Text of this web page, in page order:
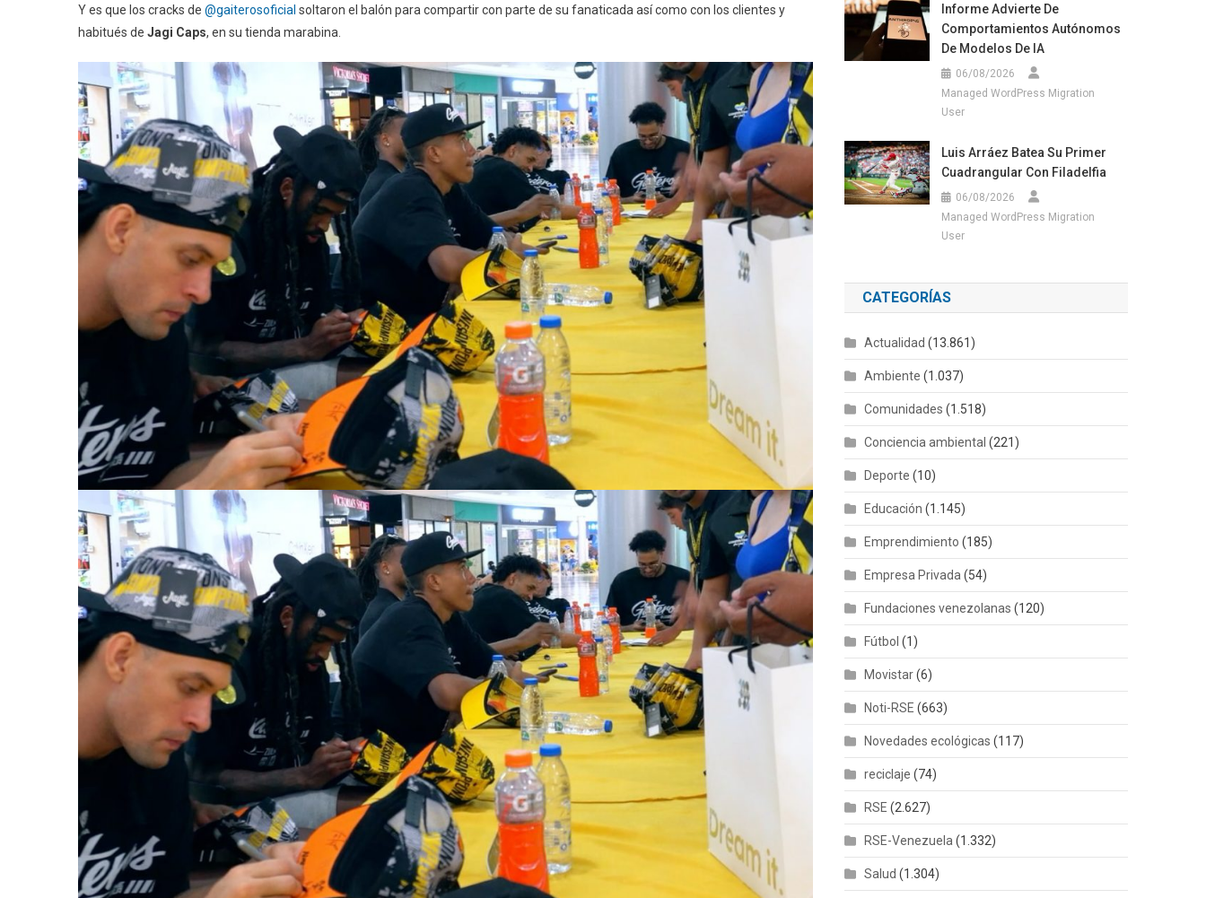
Y es que los cracks de @gaiterosoficial soltaron el balón para compartir con parte de su fanaticada así como con los clientes y
habitués de Jagi Caps, en su tienda marabina.
Informe Advierte De
Comportamientos Autónomos
De Modelos De IA
06/08/2026
Managed WordPress Migration
User
Luis Arráez Batea Su Primer
Cuadrangular Con Filadelfia
06/08/2026
Managed WordPress Migration
User
CATEGORÍAS
Actualidad (13.861)
Ambiente (1.037)
Comunidades (1.518)
Conciencia ambiental (221)
Deporte (10)
Educación (1.145)
Emprendimiento (185)
Empresa Privada (54)
Fundaciones venezolanas (120)
Fútbol (1)
Movistar(6)
Noti-RSE (663)
Novedades ecológicas (117)
reciclaje (74)
RSE (2.627)
RSE-Venezuela (1.332)
Salud (1.304)